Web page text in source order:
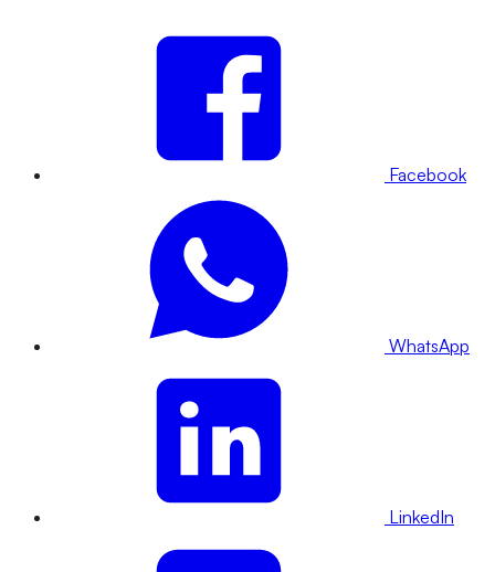
Facebook
WhatsApp
LinkedIn